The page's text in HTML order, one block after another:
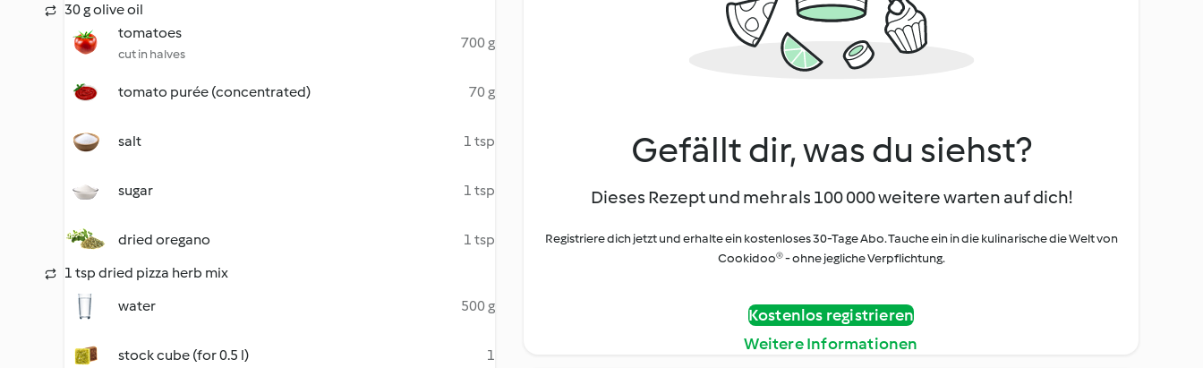
30 g olive oil
tomatoes
cut in halves
700 g
tomato purée (concentrated) 70 g
salt 1 tsp
sugar 1 tsp
dried oregano
1 tsp
1 tsp dried pizza herb mix
water
500 g
stock cube (for 0.5 l)
1
Gefällt dir, was du siehst?
Dieses Rezept und mehr als 100 000 weitere warten auf dich!
Registriere dich jetzt und erhalte ein kostenloses 30-Tage Abo. Tauche ein in die kulinarische die Welt von
Cookidoo® - ohne jegliche Verpflichtung.
Kostenlos registrieren
Weitere Informationen